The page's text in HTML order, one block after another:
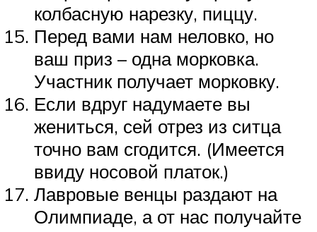
колбасную нарезку, пиццу.
Перед вами нам неловко, но
ваш приз – одна морковка.
Участник получает морковку.
Если вдруг надумаете вы
жениться, сей отрез из ситца
точно вам сгодится. (Имеется
ввиду носовой платок.)
Лавровые венцы раздают на
Олимпиаде, а от нас получайте